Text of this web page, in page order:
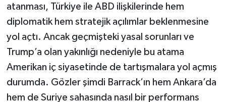
atanması, Türkiye ile ABD ilişkilerinde hem
diplomatik hem stratejik açılımlar beklenmesine
yol açtı. Ancak geçmişteki yasal sorunları ve
Trump’a olan yakınlığı nedeniyle bu atama
Amerikan iç siyasetinde de tartışmalara yol açmış
durumda. Gözler şimdi Barrack’ın hem Ankara’da
hem de Suriye sahasında nasıl bir performans